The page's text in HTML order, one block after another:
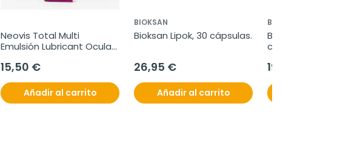
Neovis Total Multi
Emulsión Lubricant Ocular,
15,50 €
Añadir al carrito
BIOKSAN
Bioksan Lipok, 30 cápsulas.
26,95 €
Añadir al carrito
BIOKSAN
Bioksan Acuok,
cápsulas.
19,95 €